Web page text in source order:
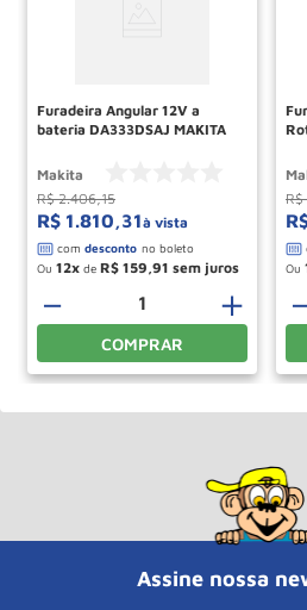
Furadeira Angular 12V a
bateria DA333DSAJ MAKITA
Makita
R$ 2.406,15
R$ 1.810,31à vista
Ou 12 de R$ 159 91
＋
－
COMPRAR
R$
Ou
Assine nossa